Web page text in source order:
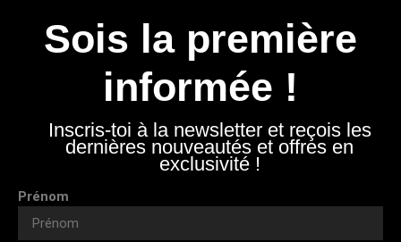
Sois la première
informée !
Inscris-toi à la newsletter et reçois les
dernières nouveautés et offres en
exclusivité !
Prénom